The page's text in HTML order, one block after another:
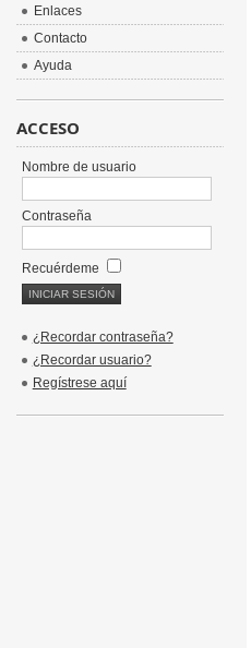
Enlaces
Contacto
Ayuda
ACCESO
Nombre de usuario
Contraseña
Recuérdeme
¿Recordar contraseña?
¿Recordar usuario?
Regístrese aquí